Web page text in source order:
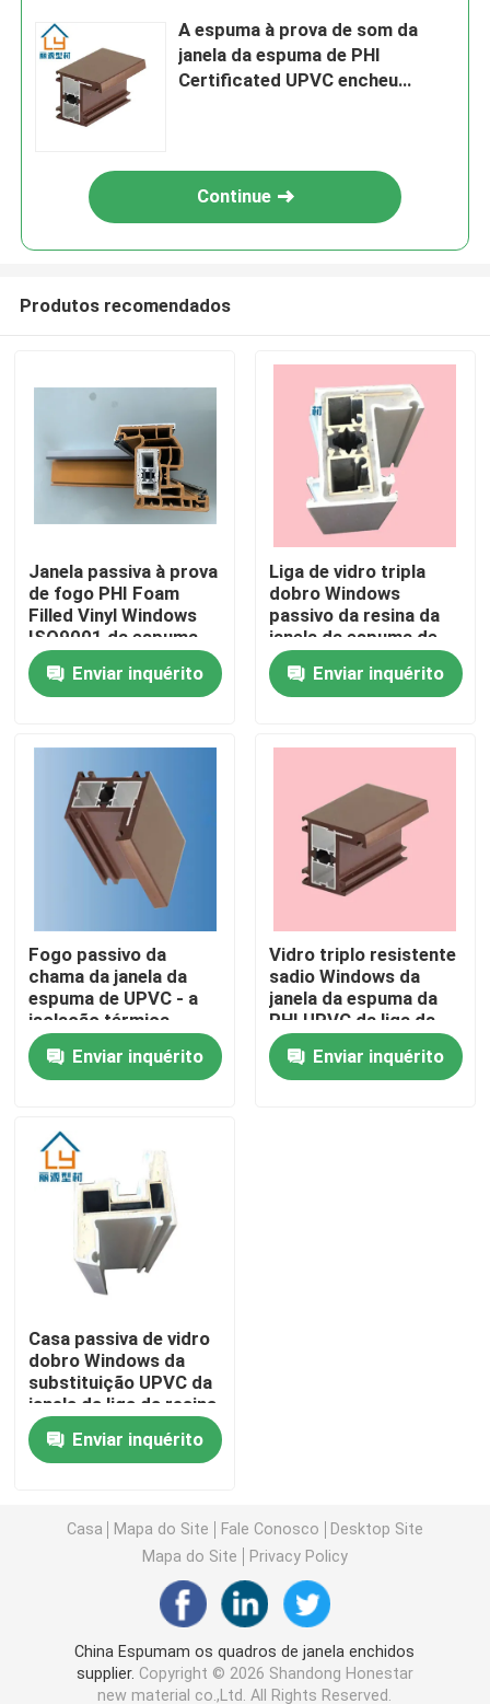
Casa
Produtos
Sobre nós
Excursão da fábrica
Contacte-nos
Peça umas citações
Perfis da porta de UPVC
Perfis da janela de UPVC
Perfis da extrusão de UPVC
janela de batente do upvc
janela de deslizamento do upvc
Porta deslizante de UPVC
Janela de alumínio da ruptura térmica
Portas de alumínio da ruptura térmica
A espuma à prova de som da
janela da espuma de PHI
Certificated UPVC encheu
Continue
Produtos recomendados
Janela passiva à prova
de fogo PHI Foam
Filled Vinyl Windows
ISO9001 da espuma
de UPVC
Enviar inquérito
Liga de vidro tripla
dobro Windows
passivo da resina da
janela da espuma de
UPVC e portas
Enviar inquérito
Fogo passivo da
chama da janela da
espuma de UPVC - a
isolação térmica
resistente
personalizou
Enviar inquérito
Vidro triplo resistente
sadio Windows da
janela da espuma da
PHI UPVC da liga da
resina
Enviar inquérito
Casa passiva de vidro
dobro Windows da
substituição UPVC da
janela da liga da resina
Enviar inquérito
Casa Mapa do Site Fale Conosco
Desktop Site
Mapa do Site
Privacy Policy
China Espumam os quadros de janela enchidos
supplier. Copyright © 2026 Shandong Honestar
new material co.,Ltd. All Rights Reserved.